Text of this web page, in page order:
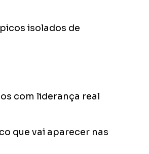
isolados de
com liderança real
que vai aparecer nas